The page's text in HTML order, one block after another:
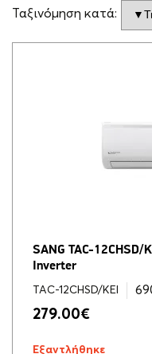
Ταξινόμηση κατά:
SANG TAC-12CHSD/
Inverter
TAC-12CHSD/KEI
279.00€
Εξαντλήθηκε